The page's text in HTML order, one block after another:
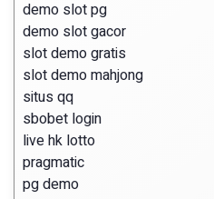
demo slot pg
demo slot gacor
slot demo gratis
slot demo mahjong
situs qq
sbobet login
live hk lotto
pragmatic
pg demo